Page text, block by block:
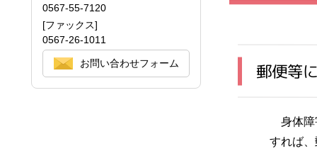
郵便等
身体障
すれば
0567-55-7120
[ファックス]
0567-26-1011
お問い合わせフォーム